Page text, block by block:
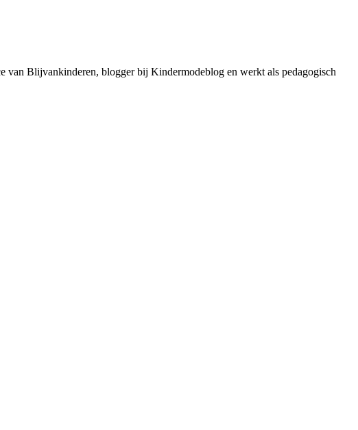
van Blijvankinderen, blogger bij Kindermodeblog en werkt als pedagogisch